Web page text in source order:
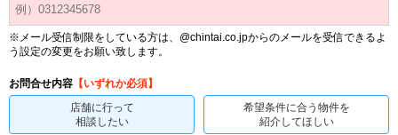
※メール受信制限をしている方は、@chintai.co.jpからのメールを受信できるよ
う設定の変更をお願い致します。
お問合せ内容 【いずれか必須】
店舗に行って
相談したい
希望条件に合う物件を
紹介してほしい